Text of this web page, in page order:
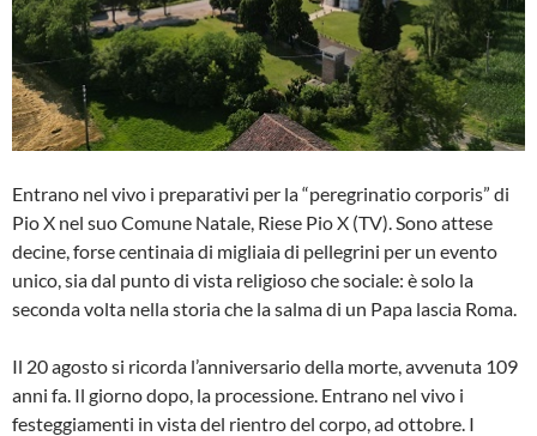
Entrano nel vivo i preparativi per la “peregrinatio corporis” di
Pio X nel suo Comune Natale, Riese Pio X (TV). Sono attese
decine, forse centinaia di migliaia di pellegrini per un evento
unico, sia dal punto di vista religioso che sociale: è solo la
seconda volta nella storia che la salma di un Papa lascia Roma.
Il 20 agosto si ricorda l’anniversario della morte, avvenuta 109
anni fa. Il giorno dopo, la processione. Entrano nel vivo i
festeggiamenti in vista del rientro del corpo, ad ottobre. I